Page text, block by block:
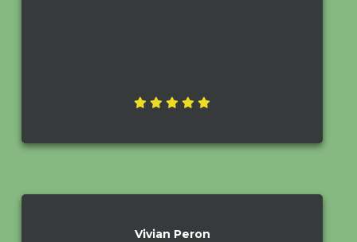
Vivian Peron